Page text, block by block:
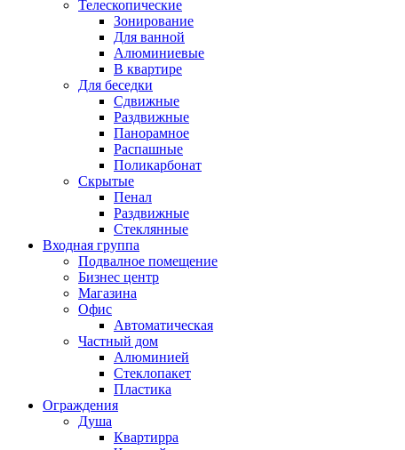
Телескопические
Зонирование
Для ванной
Алюминиевые
В квартире
Для беседки
Сдвижные
Раздвижные
Панорамное
Распашные
Поликарбонат
Скрытые
Пенал
Раздвижные
Стеклянные
Входная группа
Подвалное помещение
Бизнес центр
Магазина
Офис
Автоматическая
Частный дом
Алюминией
Стеклопакет
Пластика
Ограждения
Душа
Квартирра